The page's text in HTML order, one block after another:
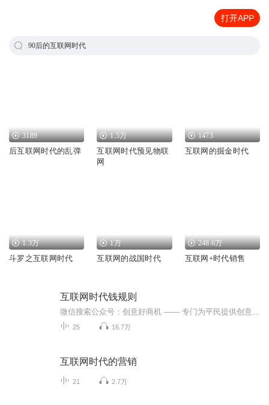
打开APP
90后的互联网时代
3189
后互联网时代的乱弹
1.5万
互联网时代预见物联
网
1473
互联网的掘金时代
1.3万
斗罗之互联网时代
1万
互联网的战国时代
248.6万
互联网+时代销售
互联网时代钱规则
25 16.7万
互联网时代的营销
21 2.7万